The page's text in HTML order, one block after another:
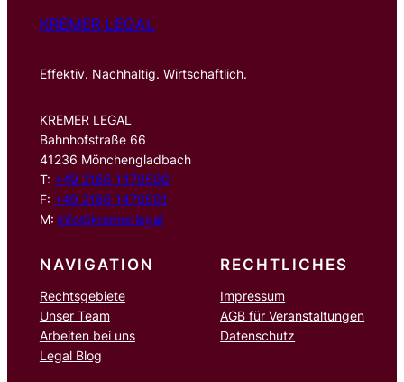
KREMER LEGAL
Effektiv. Nachhaltig. Wirtschaftlich.
KREMER LEGAL
Bahnhofstraße 66
41236 Mönchengladbach
T: +49 2166 1470500
F: +49 2166 1470501
M: info@kremer.legal
NAVIGATION
Rechtsgebiete
Unser Team
Arbeiten bei uns
Legal Blog
RECHTLICHES
Impressum
AGB für Veranstaltungen
Datenschutz